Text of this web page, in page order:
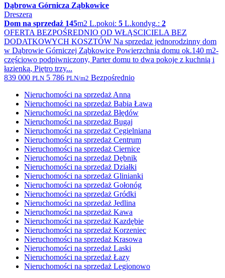
Dąbrowa Górnicza Ząbkowice
Dreszera
Dom na sprzedaż 145m2 L.pokoi: 5 L.kondyg.: 2
OFERTA BEZPOŚREDNIO OD WŁĄSCICIELA BEZ
DODATKOWYCH KOSZTÓW Na sprzedaż jednorodzinny dom
w Dąbrowie Górniczej Ząbkowice Powierzchnia domu ok.140 m2-
częściowo podpiwniczony, Parter domu to dwa pokoje z kuchnią i
łazienką, Piętro trzy...
839 000 PLN 5 786 PLN/m2 Bezpośrednio
Nieruchomości na sprzedaż Anna
Nieruchomości na sprzedaż Babia Ława
Nieruchomości na sprzedaż Błędów
Nieruchomości na sprzedaż Bugaj
Nieruchomości na sprzedaż Cegielniana
Nieruchomości na sprzedaż Centrum
Nieruchomości na sprzedaż Ciernice
Nieruchomości na sprzedaż Dębnik
Nieruchomości na sprzedaż Działki
Nieruchomości na sprzedaż Glinianki
Nieruchomości na sprzedaż Gołonóg
Nieruchomości na sprzedaż Gródki
Nieruchomości na sprzedaż Jedlina
Nieruchomości na sprzedaż Kawa
Nieruchomości na sprzedaż Kazdębie
Nieruchomości na sprzedaż Korzeniec
Nieruchomości na sprzedaż Krasowa
Nieruchomości na sprzedaż Laski
Nieruchomości na sprzedaż Łazy
Nieruchomości na sprzedaż Legionowo